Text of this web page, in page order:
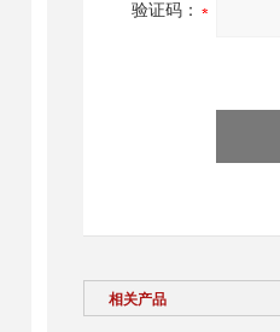
验证码：
相关产品